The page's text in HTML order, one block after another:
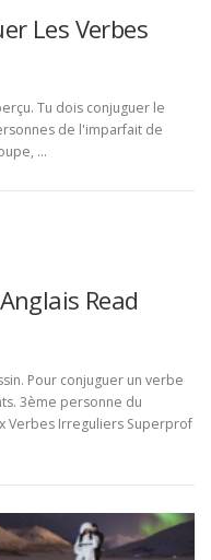
Les Verbes
Tu dois conjuguer le
de l'imparfait de
…
Read
Pour conjuguer un verbe
3ème personne du
Verbes Irreguliers Superprof